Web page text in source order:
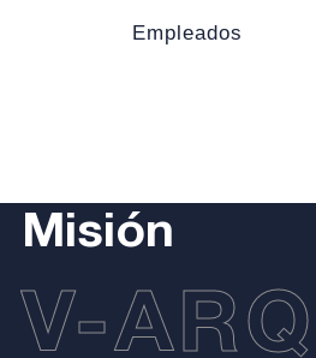
Empleados
V-ARQ
Misión